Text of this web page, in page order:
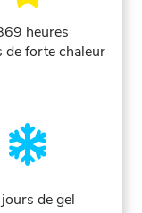
heures
de forte chaleur
de gel